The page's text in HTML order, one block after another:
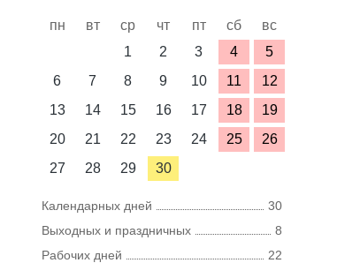
пн вт ср чт пт сб
вс
1
2 3 4
5
6
7 8 9 10 11
12
13
14 15 16 17 18
19
20
21 22 23 24 25
26
27
28 29 30
Календарных дней
30
Выходных и праздничных
8
Рабочих дней
22